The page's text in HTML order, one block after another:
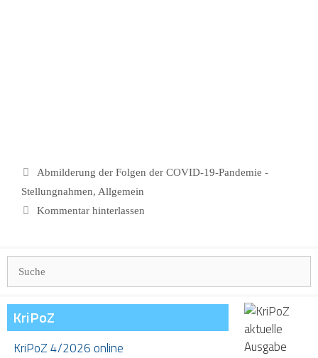
Kategorien
Abmilderung der Folgen der COVID-19-Pandemie -
Stellungnahmen, Allgemein
Kommentar hinterlassen
Suchen
nach:
KriPoZ
KriPoZ 4/2026 online